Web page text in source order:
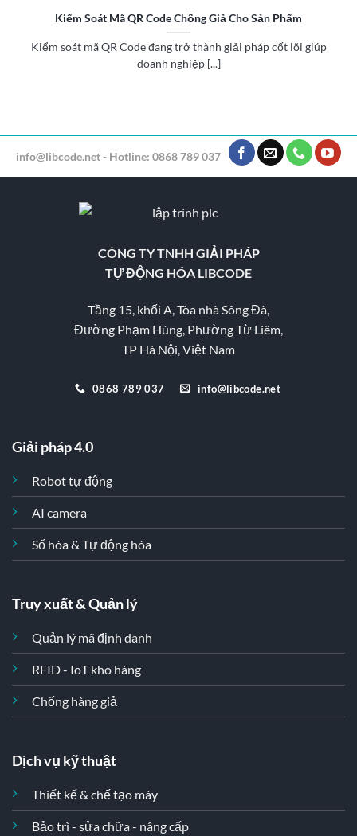
Kiểm Soát Mã QR Code Chống Giả Cho Sản Phẩm
Kiểm soát mã QR Code đang trở thành giải pháp cốt lõi giúp
doanh nghiệp [...]
info@libcode.net - Hotline: 0868 789 037
CÔNG TY TNHH GIẢI PHÁP
TỰ ĐỘNG HÓA LIBCODE
Tầng 15, khối A, Tòa nhà Sông Đà,
Đường Phạm Hùng, Phường Từ Liêm,
TP Hà Nội, Việt Nam
0868 789 037 info@libcode.net
Giải pháp 4.0
Robot tự động
AI camera
Số hóa & Tự động hóa
Truy xuất & Quản lý
Quản lý mã định danh
RFID - IoT kho hàng
Chống hàng giả
Dịch vụ kỹ thuật
Thiết kế & chế tạo máy
Bảo trì - sửa chữa - nâng cấp